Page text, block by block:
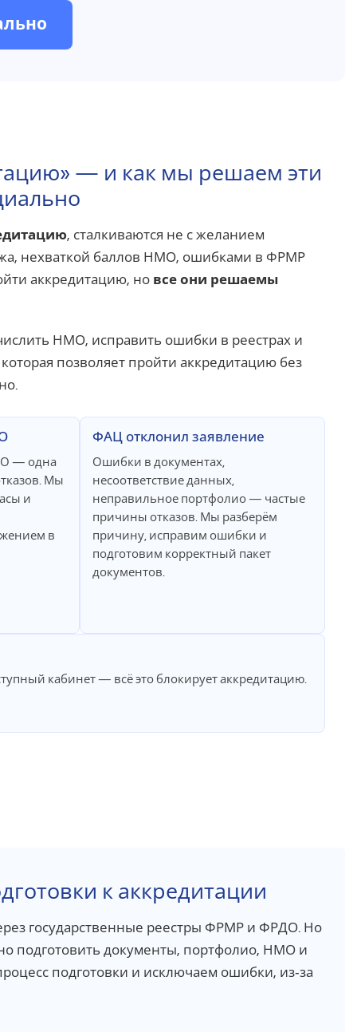
— и как мы решаем эти
, сталкиваются не с желанием
нехваткой баллов НМО, ошибками в ФРМР
аккредитацию, но все они решаемы
НМО, исправить ошибки в реестрах и
позволяет пройти аккредитацию без
— одна
Мы
и
в
ФАЦ отклонил заявление
Ошибки в документах,
несоответствие данных,
неправильное портфолио — частые
причины отказов. Мы разберём
причину, исправим ошибки и
подготовим корректный пакет
документов.
кабинет — всё это блокирует аккредитацию.
к аккредитации
государственные реестры ФРМР и ФРДО. Но
подготовить документы, портфолио, НМО и
подготовки и исключаем ошибки, из‑за